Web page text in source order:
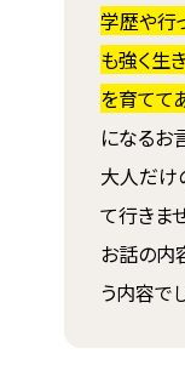
学歴や行
も強く生
を育てて
になるお
大人だけ
て行きま
お話の内
う内容で